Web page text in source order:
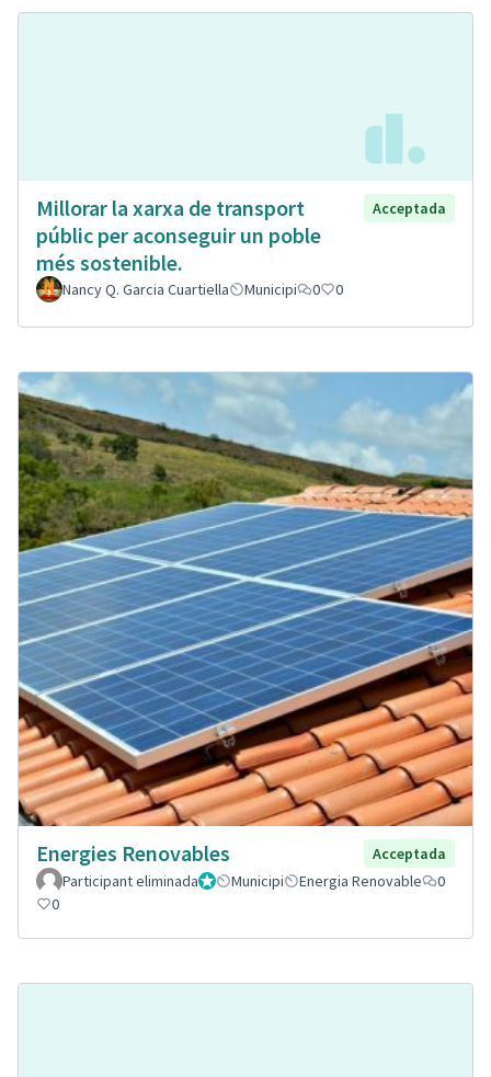
Millorar la xarxa de transport
públic per aconseguir un poble
més sostenible.
Acceptada
Nancy Q. Garcia Cuartiella Municipi 0 0
Energies Renovables
Acceptada
Participant eliminadaAdministrador
Municipi Energia Renovable
0
0